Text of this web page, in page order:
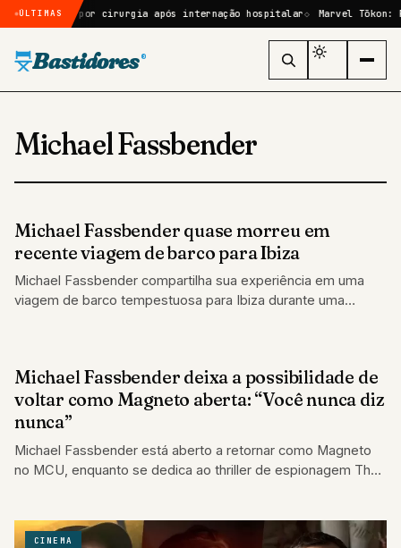
ÚLTIMASpor cirurgia após internação hospitalar Marvel Tōkon:
Bastidores ®
Michael Fassbender
FAMOSOS
Michael Fassbender quase morreu em
recente viagem de barco para Ibiza
Michael Fassbender compartilha sua experiência em uma
viagem de barco tempestuosa para Ibiza durante uma
CINEMA
Michael Fassbender deixa a possibilidade de
voltar como Magneto aberta: “Você nunca diz
nunca”
Michael Fassbender está aberto a retornar como Magneto
no MCU, enquanto se dedica ao thriller de espionagem The
CINEMA